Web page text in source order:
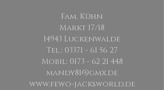
Fam. Kühn
Markt 17/18
14943 Luckenwalde
Tel.: 03371 - 61 56 27
Mobil: 0173 - 62 21 448
mandy81@gmx.de
www.fewo-jacksworld.de